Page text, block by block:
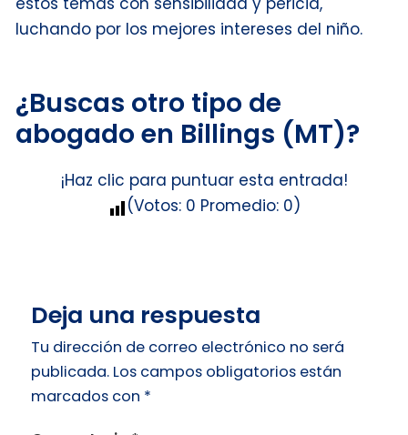
luchando por los mejores intereses del niño.
¿Buscas otro tipo de
abogado en Billings (MT)?
¡Haz clic para puntuar esta entrada!
(Votos: 0 Promedio: 0)
Deja una respuesta
Tu dirección de correo electrónico no será
publicada. Los campos obligatorios están
marcados con *